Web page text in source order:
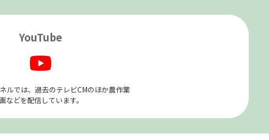
YouTube
ルでは、過去のテレビCMのほか農作業
などを配信しています。